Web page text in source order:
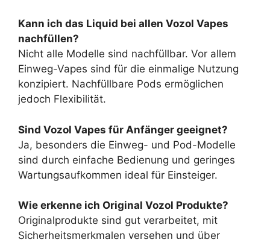
Kann ich das Liquid bei allen Vozol Vapes
nachfüllen?
Nicht alle Modelle sind nachfüllbar. Vor allem
Einweg-Vapes sind für die einmalige Nutzung
konzipiert. Nachfüllbare Pods ermöglichen
jedoch Flexibilität.
Sind Vozol Vapes für Anfänger geeignet?
Ja, besonders die Einweg- und Pod-Modelle
sind durch einfache Bedienung und geringes
Wartungsaufkommen ideal für Einsteiger.
Wie erkenne ich Original Vozol Produkte?
Originalprodukte sind gut verarbeitet, mit
Sicherheitsmerkmalen versehen und über